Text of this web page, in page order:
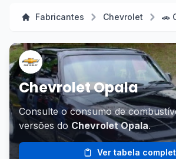
Fabricantes Chevrolet 🚗
Chevrolet Opala
Consulte o consumo de
versões do Chevrolet Opala.
Ver tabela